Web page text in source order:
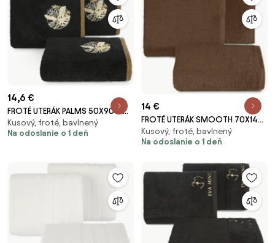
14,6 €
FROTÉ UTERÁK PALMS 50X90 CM
ČIERNA
Kusový, froté, bavlnený
Na odoslanie o 1 deň
14 €
FROTÉ UTERÁK SMOOTH 70X140
CM HNEDÁ
Kusový, froté, bavlnený
Na odoslanie o 1 deň